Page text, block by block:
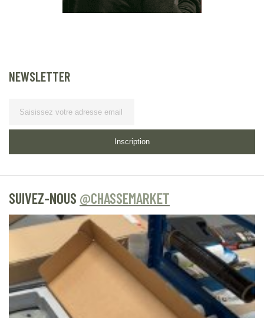
NEWSLETTER
Inscription
SUIVEZ-NOUS @CHASSEMARKET